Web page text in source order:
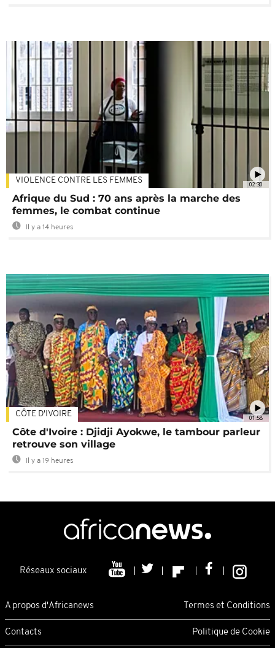
02:30
VIOLENCE CONTRE LES FEMMES
Afrique du Sud : 70 ans après la marche des
femmes, le combat continue
Il y a 14 heures
01:58
CÔTE D'IVOIRE
Côte d'Ivoire : Djidji Ayokwe, le tambour parleur
retrouve son village
Il y a 19 heures
Réseaux sociaux
A propos d'Africanews Termes et Conditions
Contacts Politique de Cookie